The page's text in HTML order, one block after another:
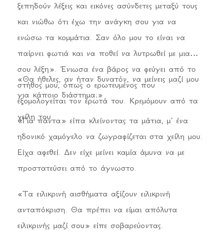
ξεπηδούν λέξεις και εικόνες ασύνδετες μεταξύ τους
και νιώθω ότι έχω την ανάγκη σου για να
ενώσω τα κομμάτια. Σαν όλο μου το είναι να
παίρνει φωτιά και να ποθεί να λυτρωθεί με μια
σου λέξη». Ένιωσα ένα βάρος να φεύγει από το
στήθος μου, όπως ο ερωτευμένος που
εξομολογείται τον έρωτά του. Κρεμόμουν από τα
χείλη του.
«Θα ήθελες, αν ήταν δυνατόν, να μείνεις μαζί μου
για κάποιο διάστημα;»
«Για πάντα» είπα κλείνοντας τα μάτια, μ’ ένα
ηδονικό χαμόγελο να ζωγραφίζεται στα χείλη μου.
Είχα αφεθεί. Δεν είχε μείνει καμία άμυνα να με
προστατεύσει από το άγνωστο.
«Τα ειλικρινή αισθήματα αξίζουν ειλικρινή
ανταπόκριση. Θα πρέπει να είμαι απόλυτα
ειλικρινής μαζί σου» είπε σοβαρεύοντας.